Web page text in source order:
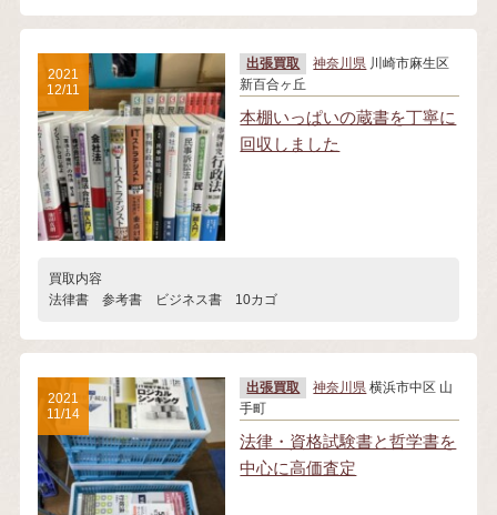
出張買取 神奈川県 川崎市麻生区
新百合ヶ丘
本棚いっぱいの蔵書を丁寧に
回収しました
買取内容
法律書 参考書 ビジネス書 10カゴ
2021
12/11
出張買取 神奈川県 横浜市中区 山
手町
法律・資格試験書と哲学書を
中心に高価査定
2021
11/14